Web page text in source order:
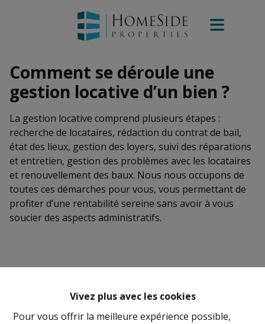
Vivez plus avec les cookies
Pour vous offrir la meilleure expérience possible,
Comment se déroule une
gestion locative d’un bien ?
La gestion locative comprend plusieurs étapes :
recherche de locataires, rédaction du contrat de bail,
état des lieux, gestion des loyers, suivi des réparations
et entretien, gestion des problèmes avec les locataires
et renouvellement des baux. Nous nous occupons de
toutes ces démarches pour vous, vous permettant de
profiter d’une rentabilité sereine sans avoir à vous
soucier des aspects administratifs.